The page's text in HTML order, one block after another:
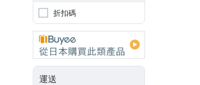
折扣碼
運送